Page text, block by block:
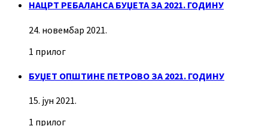
НАЦРТ РЕБАЛАНСА БУЏЕТА ЗА 2021. ГОДИНУ
24. новембар 2021.
1 прилог
БУЏЕТ ОПШТИНЕ ПЕТРОВО ЗА 2021. ГОДИНУ
15. јун 2021.
1 прилог